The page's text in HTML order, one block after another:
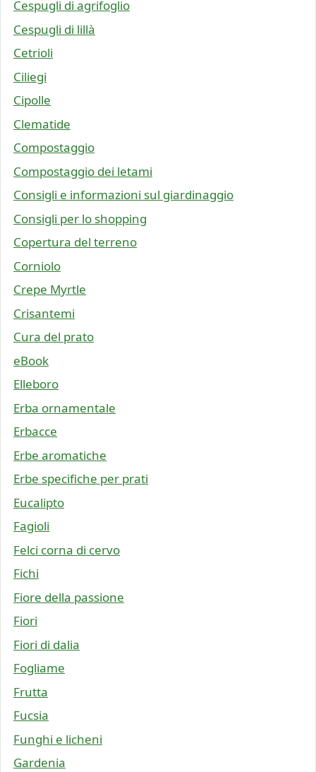
Cespugli di agrifoglio
Cespugli di lillà
Cetrioli
Ciliegi
Cipolle
Clematide
Compostaggio
Compostaggio dei letami
Consigli e informazioni sul giardinaggio
Consigli per lo shopping
Copertura del terreno
Corniolo
Crepe Myrtle
Crisantemi
Cura del prato
eBook
Elleboro
Erba ornamentale
Erbacce
Erbe aromatiche
Erbe specifiche per prati
Eucalipto
Fagioli
Felci corna di cervo
Fichi
Fiore della passione
Fiori
Fiori di dalia
Fogliame
Frutta
Fucsia
Funghi e licheni
Gardenia